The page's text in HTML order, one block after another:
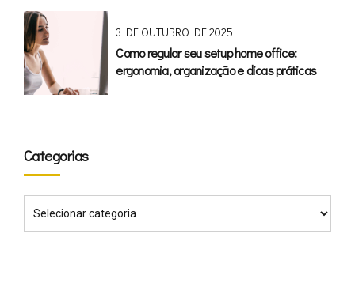
3 DE OUTUBRO DE 2025
Como regular seu setup home office:
ergonomia, organização e dicas práticas
Categorias